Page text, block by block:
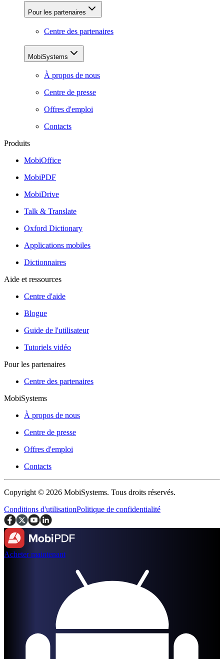
Pour les partenaires
Centre des partenaires
MobiSystems
À propos de nous
Centre de presse
Offres d'emploi
Contacts
Produits
MobiOffice
MobiPDF
MobiDrive
Talk & Translate
Oxford Dictionary
Applications mobiles
Dictionnaires
Aide et ressources
Centre d'aide
Blogue
Guide de l'utilisateur
Tutoriels vidéo
Pour les partenaires
Centre des partenaires
MobiSystems
À propos de nous
Centre de presse
Offres d'emploi
Contacts
Copyright © 2026 MobiSystems. Tous droits réservés.
Conditions d'utilisationPolitique de confidentialité
Acheter maintenant